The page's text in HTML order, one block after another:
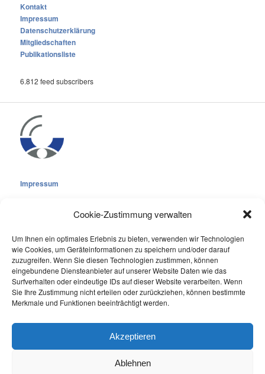
Cookie-Zustimmung verwalten
Um Ihnen ein optimales Erlebnis zu bieten, verwenden wir Technologien
wie Cookies, um Geräteinformationen zu speichern und/oder darauf
zuzugreifen. Wenn Sie diesen Technologien zustimmen, können
eingebundene Diensteanbieter auf unserer Website Daten wie das
Surfverhalten oder eindeutige IDs auf dieser Website verarbeiten. Wenn
Sie Ihre Zustimmung nicht erteilen oder zurückziehen, können bestimmte
Merkmale und Funktionen beeinträchtigt werden.
Akzeptieren
Ablehnen
Kontakt
Impressum
Datenschutzerklärung
Mitgliedschaften
Publikationsliste
6.812 feed subscribers
Impressum
Cookie-Richtlinie (EU)
Datenschutzerklärung
Online Visitors:1
Last 30 Days Views:2.070